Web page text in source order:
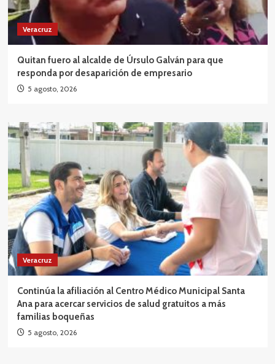
Veracruz
Quitan fuero al alcalde de Úrsulo Galván para que
responda por desaparición de empresario
5 agosto, 2026
Veracruz
Continúa la afiliación al Centro Médico Municipal Santa
Ana para acercar servicios de salud gratuitos a más
familias boqueñas
5 agosto, 2026